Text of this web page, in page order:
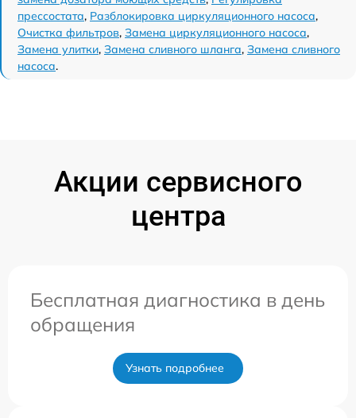
прессостата, Разблокировка циркуляционного насоса,
Очистка фильтров, Замена циркуляционного насоса,
Замена улитки, Замена сливного шланга, Замена сливного
насоса.
Акции сервисного
центра
Бесплатная диагностика в день
обращения
Узнать подробнее